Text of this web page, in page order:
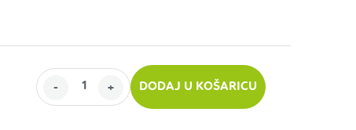
DODAJ U KOŠARICU